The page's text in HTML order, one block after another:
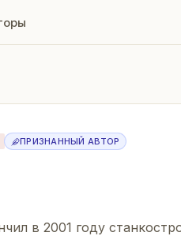
ПРИЗНАННЫЙ АВТОР
в 2001 году